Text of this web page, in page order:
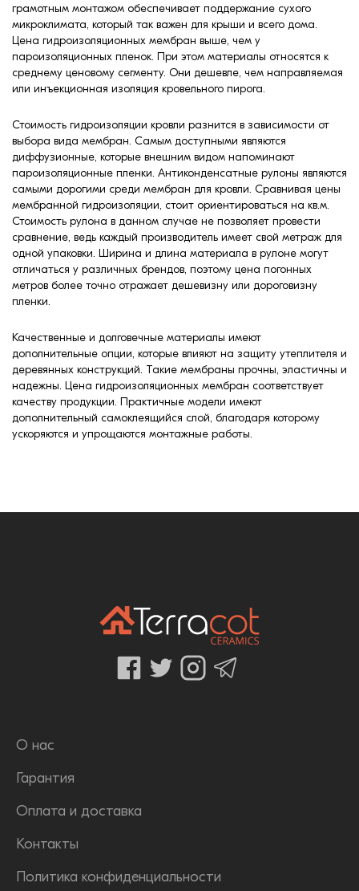
грамотным монтажом обеспечивает поддержание сухого
микроклимата, который так важен для крыши и всего дома.
Цена гидроизоляционных мембран выше, чем у
пароизоляционных пленок. При этом материалы относятся к
среднему ценовому сегменту. Они дешевле, чем направляемая
или инъекционная изоляция кровельного пирога.
Стоимость гидроизоляции кровли разнится в зависимости от
выбора вида мембран. Самым доступными являются
диффузионные, которые внешним видом напоминают
пароизоляционные пленки. Антиконденсатные рулоны являются
самыми дорогими среди мембран для кровли. Сравнивая цены
мембранной гидроизоляции, стоит ориентироваться на кв.м.
Стоимость рулона в данном случае не позволяет провести
сравнение, ведь каждый производитель имеет свой метраж для
одной упаковки. Ширина и длина материала в рулоне могут
отличаться у различных брендов, поэтому цена погонных
метров более точно отражает дешевизну или дороговизну
пленки.
Качественные и долговечные материалы имеют
дополнительные опции, которые влияют на защиту утеплителя и
деревянных конструкций. Такие мембраны прочны, эластичны и
надежны. Цена гидроизоляционных мембран соответствует
качеству продукции. Практичные модели имеют
дополнительный самоклеящийся слой, благодаря которому
ускоряются и упрощаются монтажные работы.
О нас
Гарантия
Оплата и доставка
Контакты
Политика конфиденциальности